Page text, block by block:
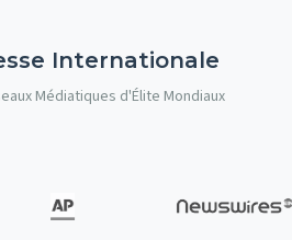
Internationale
Médiatiques d'Élite Mondiaux